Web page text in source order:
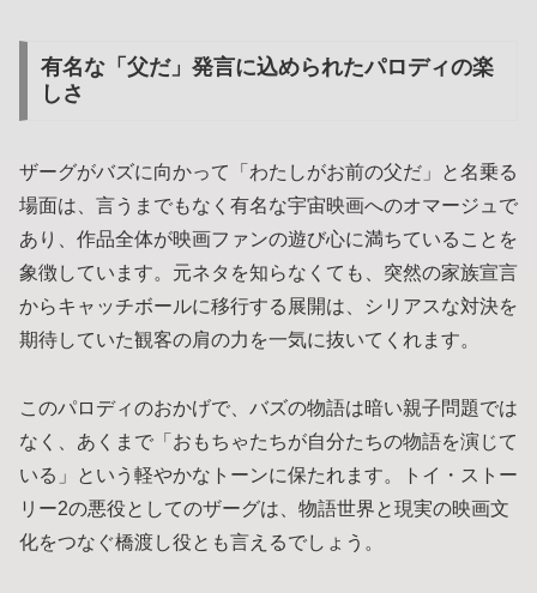
有名な「父だ」発言に込められたパロディの楽
しさ
ザーグがバズに向かって「わたしがお前の父だ」と名乗る
場面は、言うまでもなく有名な宇宙映画へのオマージュで
あり、作品全体が映画ファンの遊び心に満ちていることを
象徴しています。元ネタを知らなくても、突然の家族宣言
からキャッチボールに移行する展開は、シリアスな対決を
期待していた観客の肩の力を一気に抜いてくれます。
このパロディのおかげで、バズの物語は暗い親子問題では
なく、あくまで「おもちゃたちが自分たちの物語を演じて
いる」という軽やかなトーンに保たれます。トイ・ストー
リー2の悪役としてのザーグは、物語世界と現実の映画文
化をつなぐ橋渡し役とも言えるでしょう。